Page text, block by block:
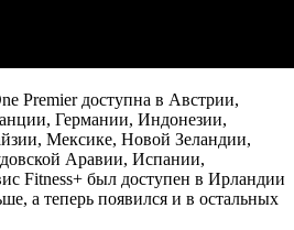
Premier доступна в Австрии,
Германии, Индонезии,
Мексике, Новой Зеландии,
Аравии, Испании,
Fitness+ был доступен в Ирландии
а теперь появился и в остальных